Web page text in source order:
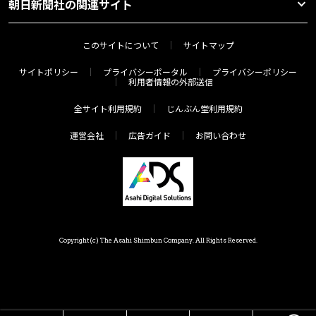
朝日新聞社の関連サイト
このサイトについて サイトマップ
サイトポリシー プライバシーポータル
プライバシーポリシー
利用者情報の外部送信
全サイト利用規約 じんぶん堂利用規約
運営会社 広告ガイド お問い合わせ
Copyright(c) The Asahi Shimbun Company. All Rights Reserved.